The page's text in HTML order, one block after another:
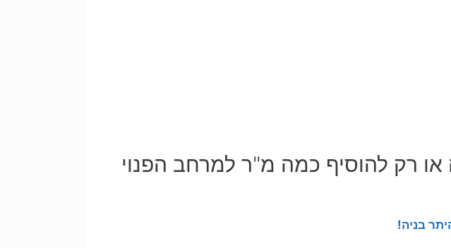
רק להוסיף כמה מ"ר למרחב הפנוי
בניה!